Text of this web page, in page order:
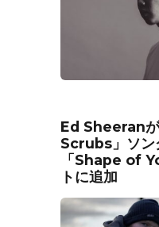
Ed Sheeran
Scrubs」ソン
「Shape of
トに追加